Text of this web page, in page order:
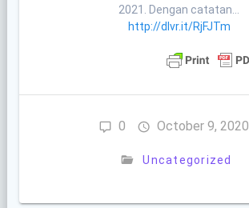
2021. Dengan catatan…
http://dlvr.it/RjFJTm
0 October 9, 2020
Uncategorized